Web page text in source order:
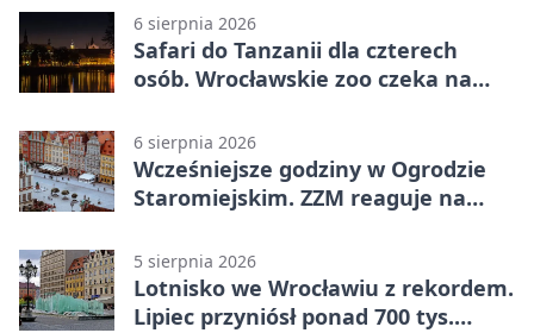
6 sierpnia 2026
Safari do Tanzanii dla czterech
osób. Wrocławskie zoo czeka na
6 sierpnia 2026
Wcześniejsze godziny w Ogrodzie
Staromiejskim. ZZM reaguje na
5 sierpnia 2026
Lotnisko we Wrocławiu z rekordem.
Lipiec przyniósł ponad 700 tys.